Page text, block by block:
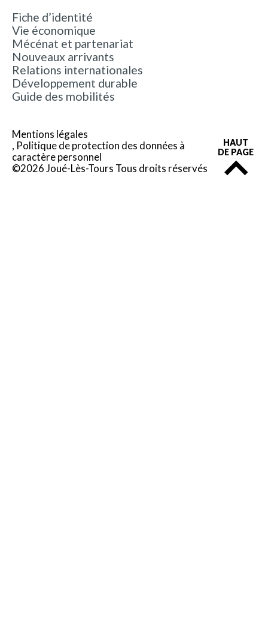
Fiche d’identité
Vie économique
Mécénat et partenariat
Nouveaux arrivants
Relations internationales
Développement durable
Guide des mobilités
Mentions légales
Politique de protection des données à
caractère personnel
©2026 Joué-Lès-Tours Tous droits réservés
HAUT
DE PAGE